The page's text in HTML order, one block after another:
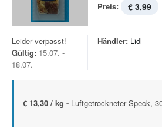
Preis: € 3,99
Leider verpasst!
Gültig: 15.07. -
18.07.
Händler: Lidl
€ 13,30 / kg - Luftgetrockneter Speck,